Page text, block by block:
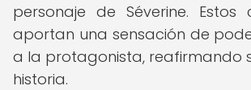
personaje de Séverine. Estos
aportan una sensación de
a la protagonista, reafirmando
historia.